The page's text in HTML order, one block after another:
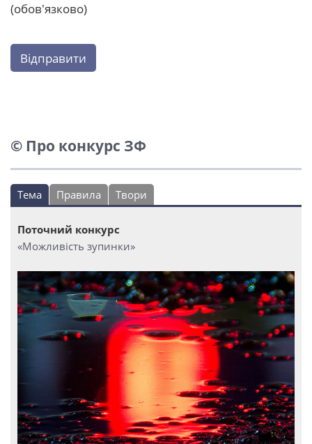
(обов'язково)
Відправити
© Про конкурс ЗФ
Тема Правила Твори
Поточний конкурс
«Можливість зупинки»